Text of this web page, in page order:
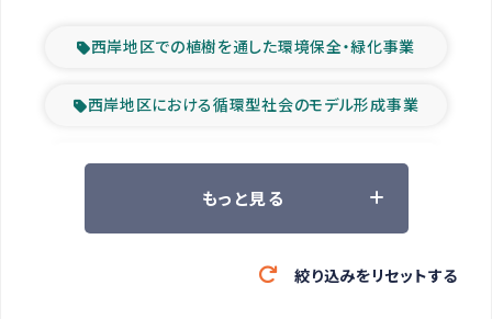
西岸地区での植樹を通した環境保全・緑化事業
西岸地区における循環型社会のモデル形成事業
ツアー参加者の声
緊急救援の時代
もっと見る
絞り込みをリセットする